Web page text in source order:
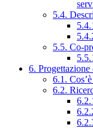
5.4.
5.5. Co-
6. Progettazione
6.1.
6.2.